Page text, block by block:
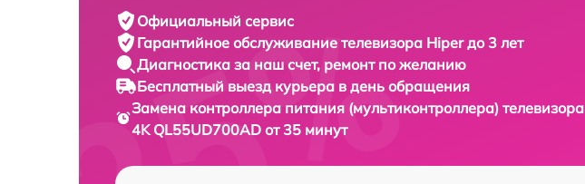
Официальный сервис
Гарантийное обслуживание телевизора Hiper до 3 лет
Диагностика за наш счет, ремонт по желанию
Бесплатный выезд курьера в день обращения
Замена контроллера питания (мультиконтроллера) телевизора
4K QL55UD700AD от 35 минут